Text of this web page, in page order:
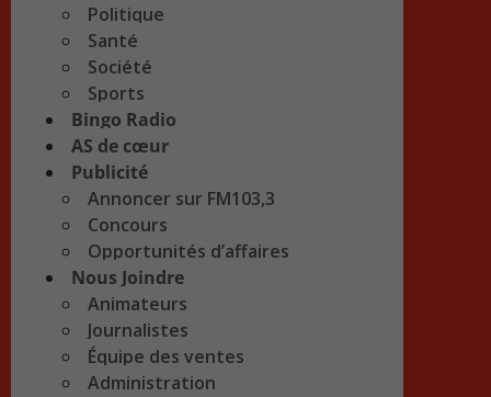
Politique
Santé
Société
Sports
Bingo Radio
AS de cœur
Publicité
Annoncer sur FM103,3
Concours
Opportunités d’affaires
Nous Joindre
Animateurs
Journalistes
Équipe des ventes
Administration